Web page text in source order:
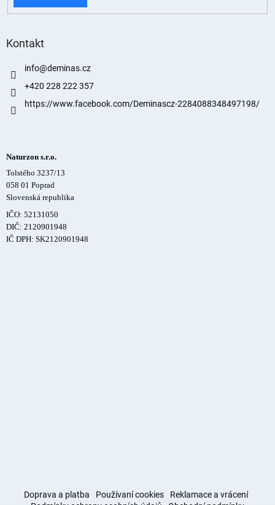
Kontakt
info@deminas.cz
+420 228 222 357
https://www.facebook.com/Deminascz-2284088348497198/
Naturzon s.r.o.
Tolstého 3237/13
058 01 Poprad
Slovenská republika
IČO: 52131050
DIČ: 2120901948
IČ DPH: SK2120901948
Doprava a platba Používaní cookies
Reklamace a vrácení